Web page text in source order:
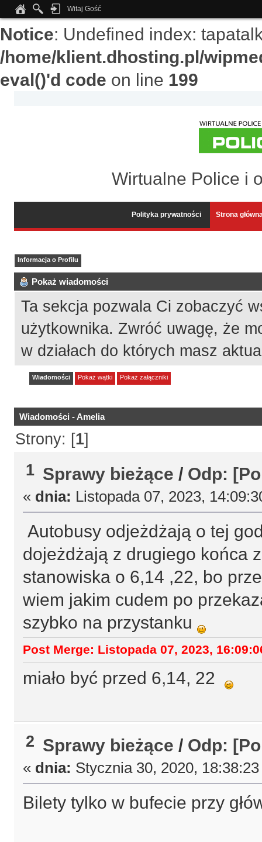
Notice: Undefined index:
/home/klient.dhosting.pl/
eval()'d code on line 199
Witaj Gość
Wirtualne Police i
Polityka prywatności Strona
Informacja o Profilu
Pokaż wiadomości
Ta sekcja pozwala Ci zobaczyć
użytkownika. Zwróć uwagę, że
w działach do których masz
Wiadomości Pokaż wątki Pokaż załączniki
Wiadomości - Amelia
Strony: [1]
1 Sprawy bieżące / Odp:
« dnia: Listopada 07, 2023,
Autobusy odjeżdżają o tej
dojeżdżają z drugiego końca
stanowiska o 6,14 ,22, bo
wiem jakim cudem po
szybko na przystanku
Post Merge: Listopada 07, 2023,
miało być przed 6,14, 22
2 Sprawy bieżące / Odp:
« dnia: Stycznia 30, 2020,
Bilety tylko w bufecie przy